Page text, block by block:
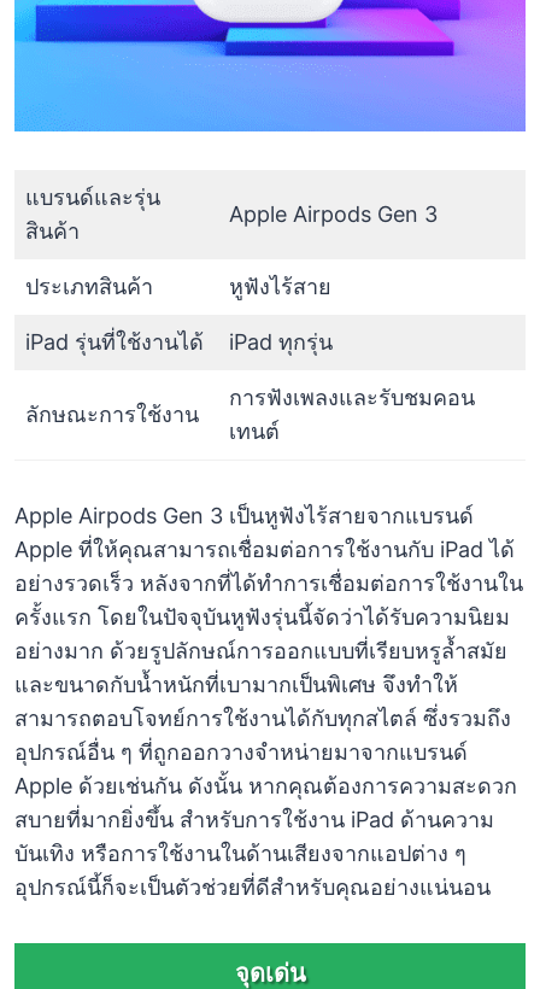
แบรนด์และรุ่น
สินค้า
Apple Airpods Gen 3
ประเภทสินค้า หูฟังไร้สาย
iPad รุ่นที่ใช้งานได้ iPad ทุกรุ่น
ลักษณะการใช้งาน
การฟังเพลงและรับชมคอน
เทนต์
Apple Airpods Gen 3 เป็นหูฟังไร้สายจากแบรนด์
Apple ที่ให้คุณสามารถเชื่อมต่อการใช้งานกับ iPad ได้
อย่างรวดเร็ว หลังจากที่ได้ทำการเชื่อมต่อการใช้งานใน
ครั้งแรก โดยในปัจจุบันหูฟังรุ่นนี้จัดว่าได้รับความนิยม
อย่างมาก ด้วยรูปลักษณ์การออกแบบที่เรียบหรูล้ำสมัย
และขนาดกับน้ำหนักที่เบามากเป็นพิเศษ จึงทำให้
สามารถตอบโจทย์การใช้งานได้กับทุกสไตล์ ซึ่งรวมถึง
อุปกรณ์อื่น ๆ ที่ถูกออกวางจำหน่ายมาจากแบรนด์
Apple ด้วยเช่นกัน ดังนั้น หากคุณต้องการความสะดวก
สบายที่มากยิ่งขึ้น สำหรับการใช้งาน iPad ด้านความ
บันเทิง หรือการใช้งานในด้านเสียงจากแอปต่าง ๆ
อุปกรณ์นี้ก็จะเป็นตัวช่วยที่ดีสำหรับคุณอย่างแน่นอน
จุดเด่น